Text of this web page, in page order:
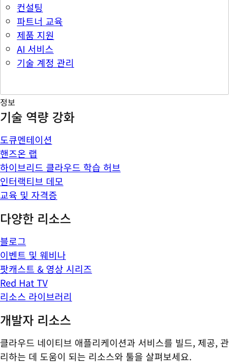
컨설팅
파트너 교육
제품 지원
AI 서비스
기술 계정 관리
정보
기술 역량 강화
도큐멘테이션
핸즈온 랩
하이브리드 클라우드 학습 허브
인터랙티브 데모
교육 및 자격증
다양한 리소스
블로그
이벤트 및 웨비나
팟캐스트 & 영상 시리즈
Red Hat TV
리소스 라이브러리
개발자 리소스
클라우드 네이티브 애플리케이션과 서비스를 빌드, 제공, 관
리하는 데 도움이 되는 리소스와 툴을 살펴보세요.